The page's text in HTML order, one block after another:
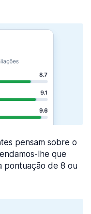
pensam sobre o
lhe que
pontuação de 8 ou